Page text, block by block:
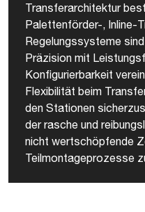
Transferarchitektur
Palettenförder-, Inline-
Regelungssysteme
Präzision mit
Konfigurierbarkeit
Flexibilität beim
den Stationen
der rasche und
nicht wertschöpfende
Teilmontageprozesse